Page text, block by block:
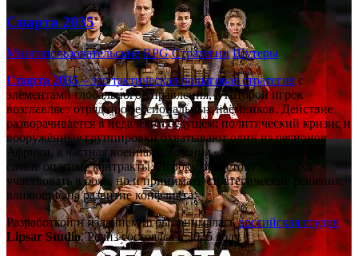
Спарта 2035
Многопользовательские RPG Стратегии Шутеры
Спарта 2035– это тактическаяпошаговая стратегияс
элементами глобального управления, в которой игрок
возглавляет отряд профессиональных наёмников. Действие
разворачивается в недалёком будущем: политический кризис и
вооружённые группировки охватывают один из регионов
Африки, а частная военная компания «Спарта» берётся за
самые опасные контракты. Игроку предстоит не только
участвовать в боях, но и принимать стратегические решения,
влияющие на развитие конфликта.
Разработкой и изданием игры занималасьроссийская студия
Lipsar Studio. Релиз состоялся в 2025 году.